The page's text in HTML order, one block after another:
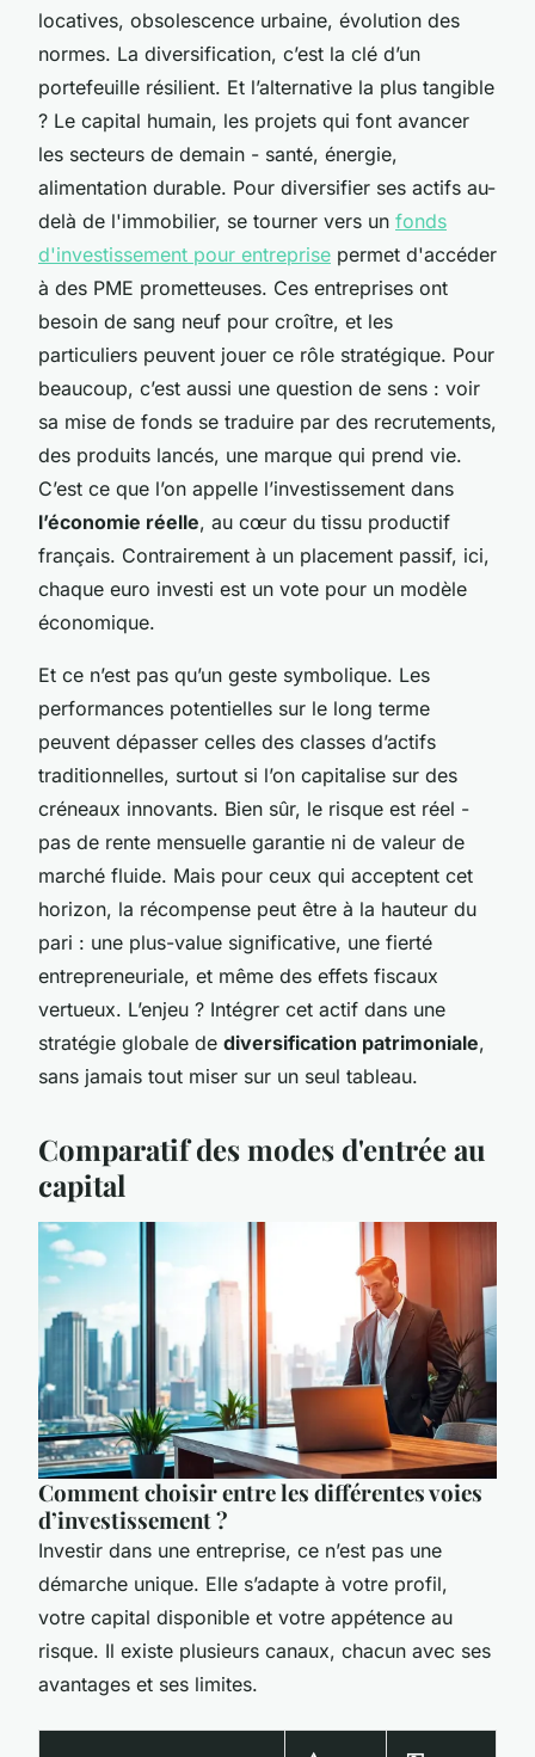
locatives, obsolescence urbaine, évolution des
normes. La diversification, c’est la clé d’un
portefeuille résilient. Et l’alternative la plus tangible
? Le capital humain, les projets qui font avancer
les secteurs de demain - santé, énergie,
alimentation durable. Pour diversifier ses actifs au-
delà de l'immobilier, se tourner vers un fonds
d'investissement pour entreprise permet d'accéder
à des PME prometteuses. Ces entreprises ont
besoin de sang neuf pour croître, et les
particuliers peuvent jouer ce rôle stratégique. Pour
beaucoup, c’est aussi une question de sens : voir
sa mise de fonds se traduire par des recrutements,
des produits lancés, une marque qui prend vie.
C’est ce que l’on appelle l’investissement dans
l’économie réelle, au cœur du tissu productif
français. Contrairement à un placement passif, ici,
chaque euro investi est un vote pour un modèle
économique.
Et ce n’est pas qu’un geste symbolique. Les
performances potentielles sur le long terme
peuvent dépasser celles des classes d’actifs
traditionnelles, surtout si l’on capitalise sur des
créneaux innovants. Bien sûr, le risque est réel -
pas de rente mensuelle garantie ni de valeur de
marché fluide. Mais pour ceux qui acceptent cet
horizon, la récompense peut être à la hauteur du
pari : une plus-value significative, une fierté
entrepreneuriale, et même des effets fiscaux
vertueux. L’enjeu ? Intégrer cet actif dans une
stratégie globale de diversification patrimoniale,
sans jamais tout miser sur un seul tableau.
Comparatif des modes d'entrée au
capital
Comment choisir entre les différentes voies
d’investissement ?
Investir dans une entreprise, ce n’est pas une
démarche unique. Elle s’adapte à votre profil,
votre capital disponible et votre appétence au
risque. Il existe plusieurs canaux, chacun avec ses
avantages et ses limites.